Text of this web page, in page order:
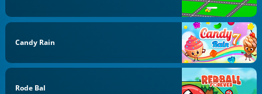
Candy Rain
Rode Bal